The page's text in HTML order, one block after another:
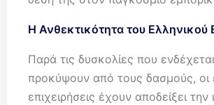
Η Ανθεκτικότητα του Ελληνικού
Παρά τις δυσκολίες που
προκύψουν από τους δασμούς, οι
επιχειρήσεις έχουν αποδείξει την